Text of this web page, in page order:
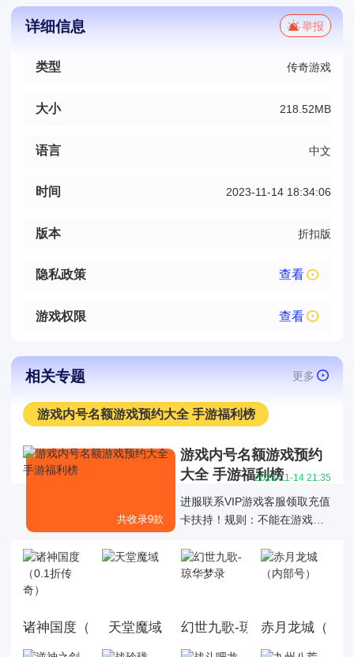
详细信息 举报
类型 传奇游戏
大小 218.52MB
语言 中文
时间 2023-11-14 18:34:06
版本 折扣版
隐私政策 查看
游戏权限 查看
相关专题 更多
游戏内号名额游戏预约大全 手游福利榜
共收录9款
游戏内号名额游戏预约
大全 手游福利榜2023-11-14 21:35
进服联系VIP游戏客服领取充值
卡扶持！规则：不能在游戏内
游戏、不玩了、等诋毁游戏的
敏感内容。活跃规则：我们每
卡（充值卡）福利。如：一周
在线低于10小时、连续3天没
诸神国度（0.1折传奇）
天堂魔域 幻世九歌-琼华梦录赤月龙城（内